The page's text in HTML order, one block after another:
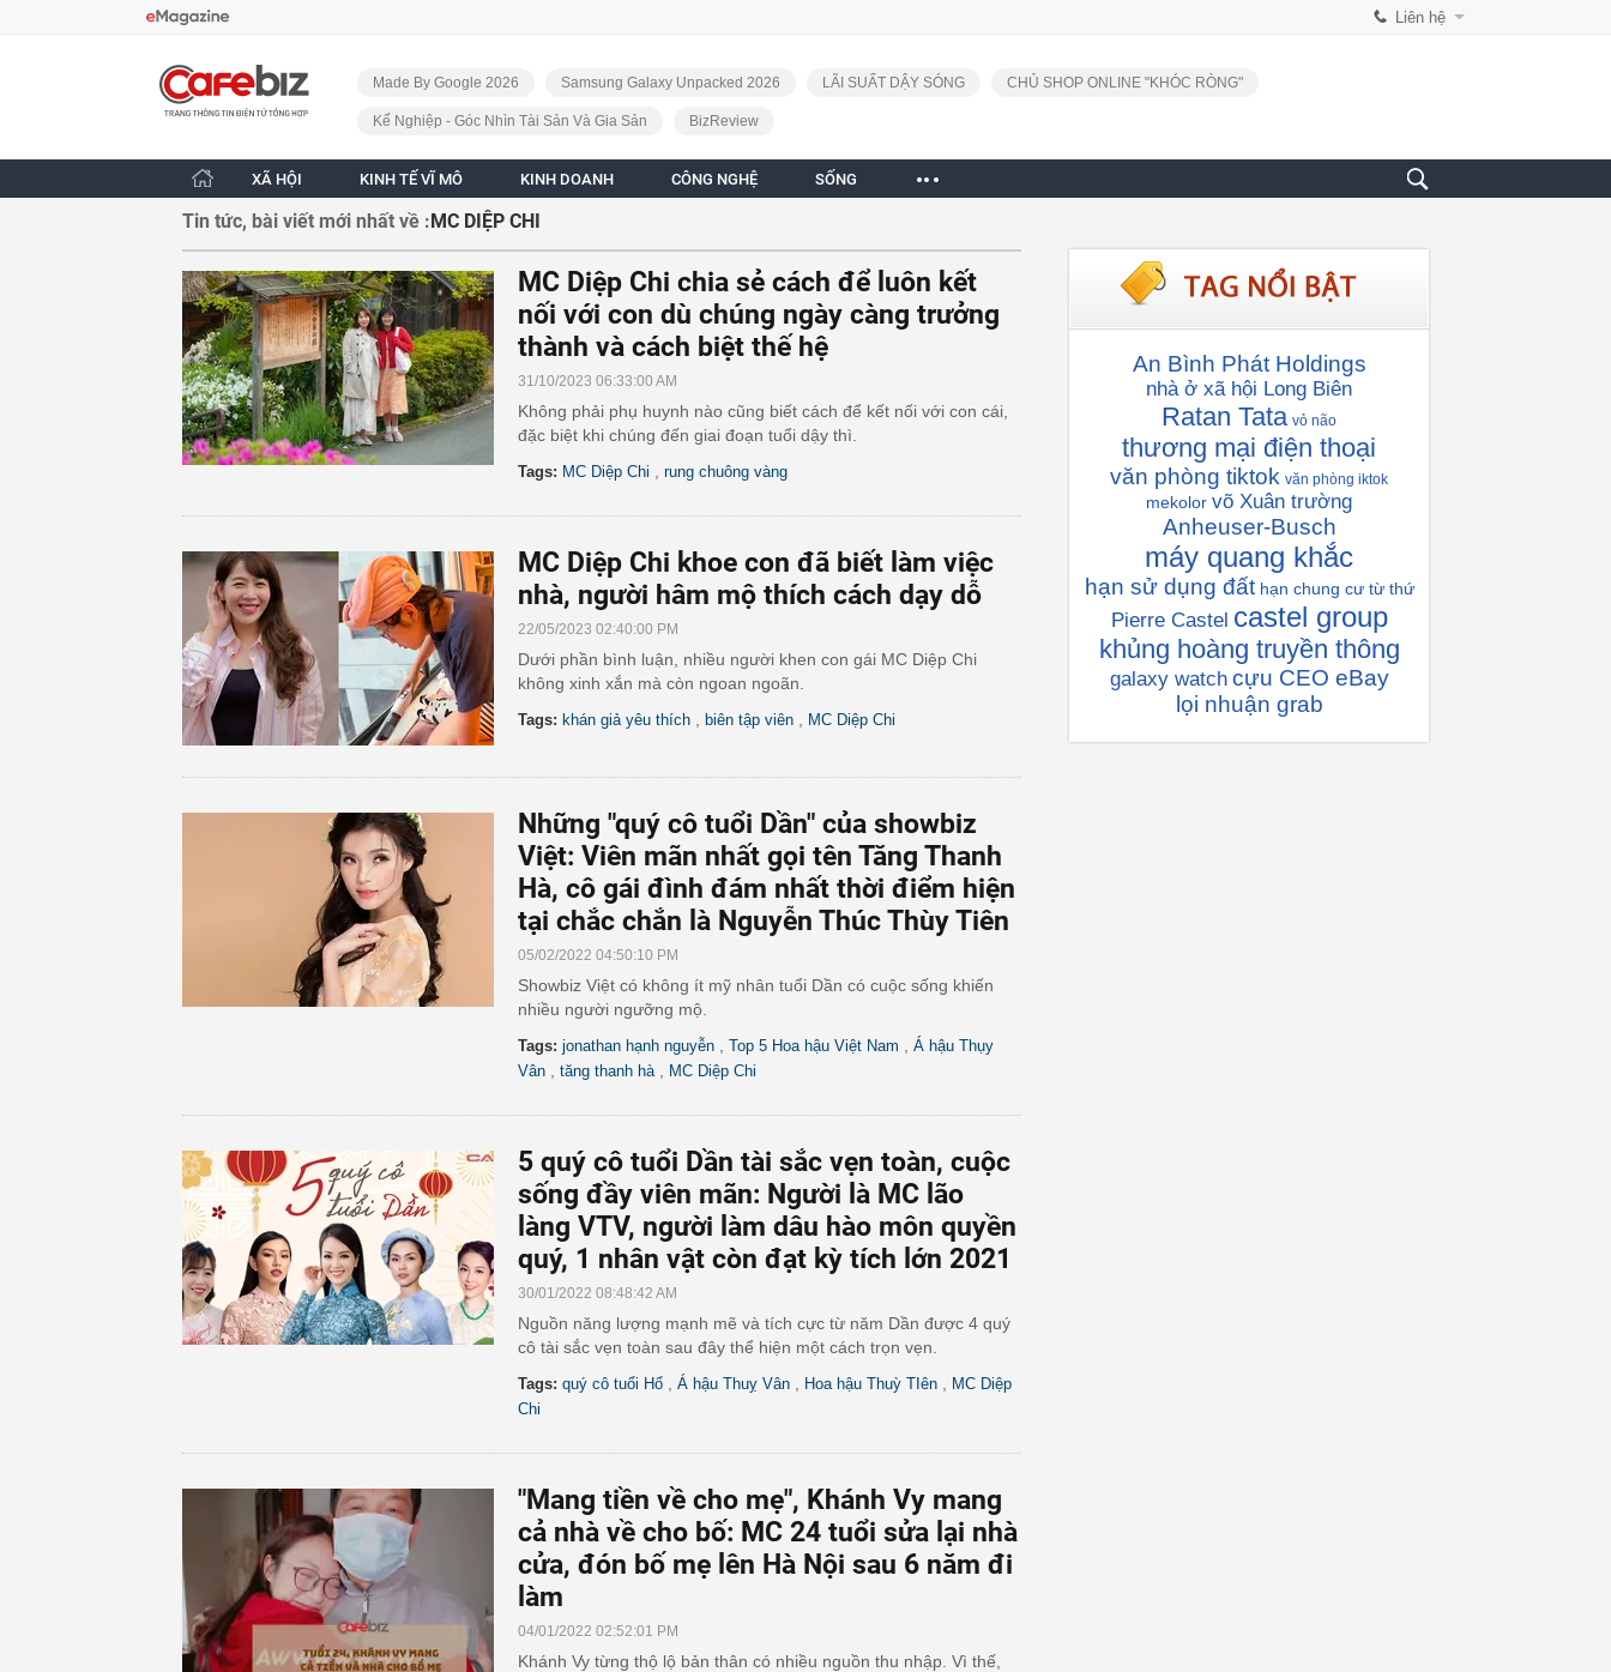
Liên hệ
CafeBiz - Trang chủ
Made By Google 2026
Samsung Galaxy Unpacked 2026 LÃI SUẤT DẬY SÓNG CHỦ SHOP ONLINE "KHÓC RÒNG"
Kế Nghiệp - Góc Nhìn Tài Sản Và Gia Sản BizReview
XÃ HỘI KINH TẾ VĨ MÔ KINH DOANH CÔNG NGHỆ SỐNG
Tin tức, bài viết mới nhất về :MC DIỆP CHI
MC Diệp Chi chia sẻ cách để luôn kết
nối với con dù chúng ngày càng trưởng
thành và cách biệt thế hệ
31/10/2023 06:33:00 AM
Không phải phụ huynh nào cũng biết cách để kết nối với con cái,
đặc biệt khi chúng đến giai đoạn tuổi dậy thì.
Tags: MC Diệp Chi rung chuông vàng
MC Diệp Chi khoe con đã biết làm việc
nhà, người hâm mộ thích cách dạy dỗ
22/05/2023 02:40:00 PM
Dưới phần bình luận, nhiều người khen con gái MC Diệp Chi
không xinh xắn mà còn ngoan ngoãn.
Tags: khán giả yêu thích biên tập viên MC Diệp Chi
Những "quý cô tuổi Dần" của showbiz
Việt: Viên mãn nhất gọi tên Tăng Thanh
Hà, cô gái đình đám nhất thời điểm hiện
tại chắc chắn là Nguyễn Thúc Thùy Tiên
05/02/2022 04:50:10 PM
Showbiz Việt có không ít mỹ nhân tuổi Dần có cuộc sống khiến
nhiều người ngưỡng mộ.
Tags: jonathan hạnh nguyễn Top 5 Hoa hậu Việt Nam
Á hậu Thụy
Vân
tăng thanh hà MC Diệp Chi
5 quý cô tuổi Dần tài sắc vẹn toàn, cuộc
sống đầy viên mãn: Người là MC lão
làng VTV, người làm dâu hào môn quyền
quý, 1 nhân vật còn đạt kỳ tích lớn 2021
30/01/2022 08:48:42 AM
Nguồn năng lượng mạnh mẽ và tích cực từ năm Dần được 4 quý
cô tài sắc vẹn toàn sau đây thể hiện một cách trọn vẹn.
Tags: quý cô tuổi Hổ Á hậu Thuỵ Vân Hoa hậu Thuỳ TIên
MC Diệp
Chi
"Mang tiền về cho mẹ", Khánh Vy mang
cả nhà về cho bố: MC 24 tuổi sửa lại nhà
cửa, đón bố mẹ lên Hà Nội sau 6 năm đi
làm
04/01/2022 02:52:01 PM
Khánh Vy từng thộ lộ bản thân có nhiều nguồn thu nhập. Vì thế,
An Bình Phát Holdings
nhà ở xã hội Long Biên
Ratan Tata vỏ não
thương mại điện thoại
văn phòng tiktok văn phòng iktok
mekolor võ Xuân trường
Anheuser-Busch
máy quang khắc
hạn sử dụng đất hạn chung cư từ thứ
Pierre Castel castel group
khủng hoàng truyền thông
galaxy watch cựu CEO eBay
lọi nhuận grab